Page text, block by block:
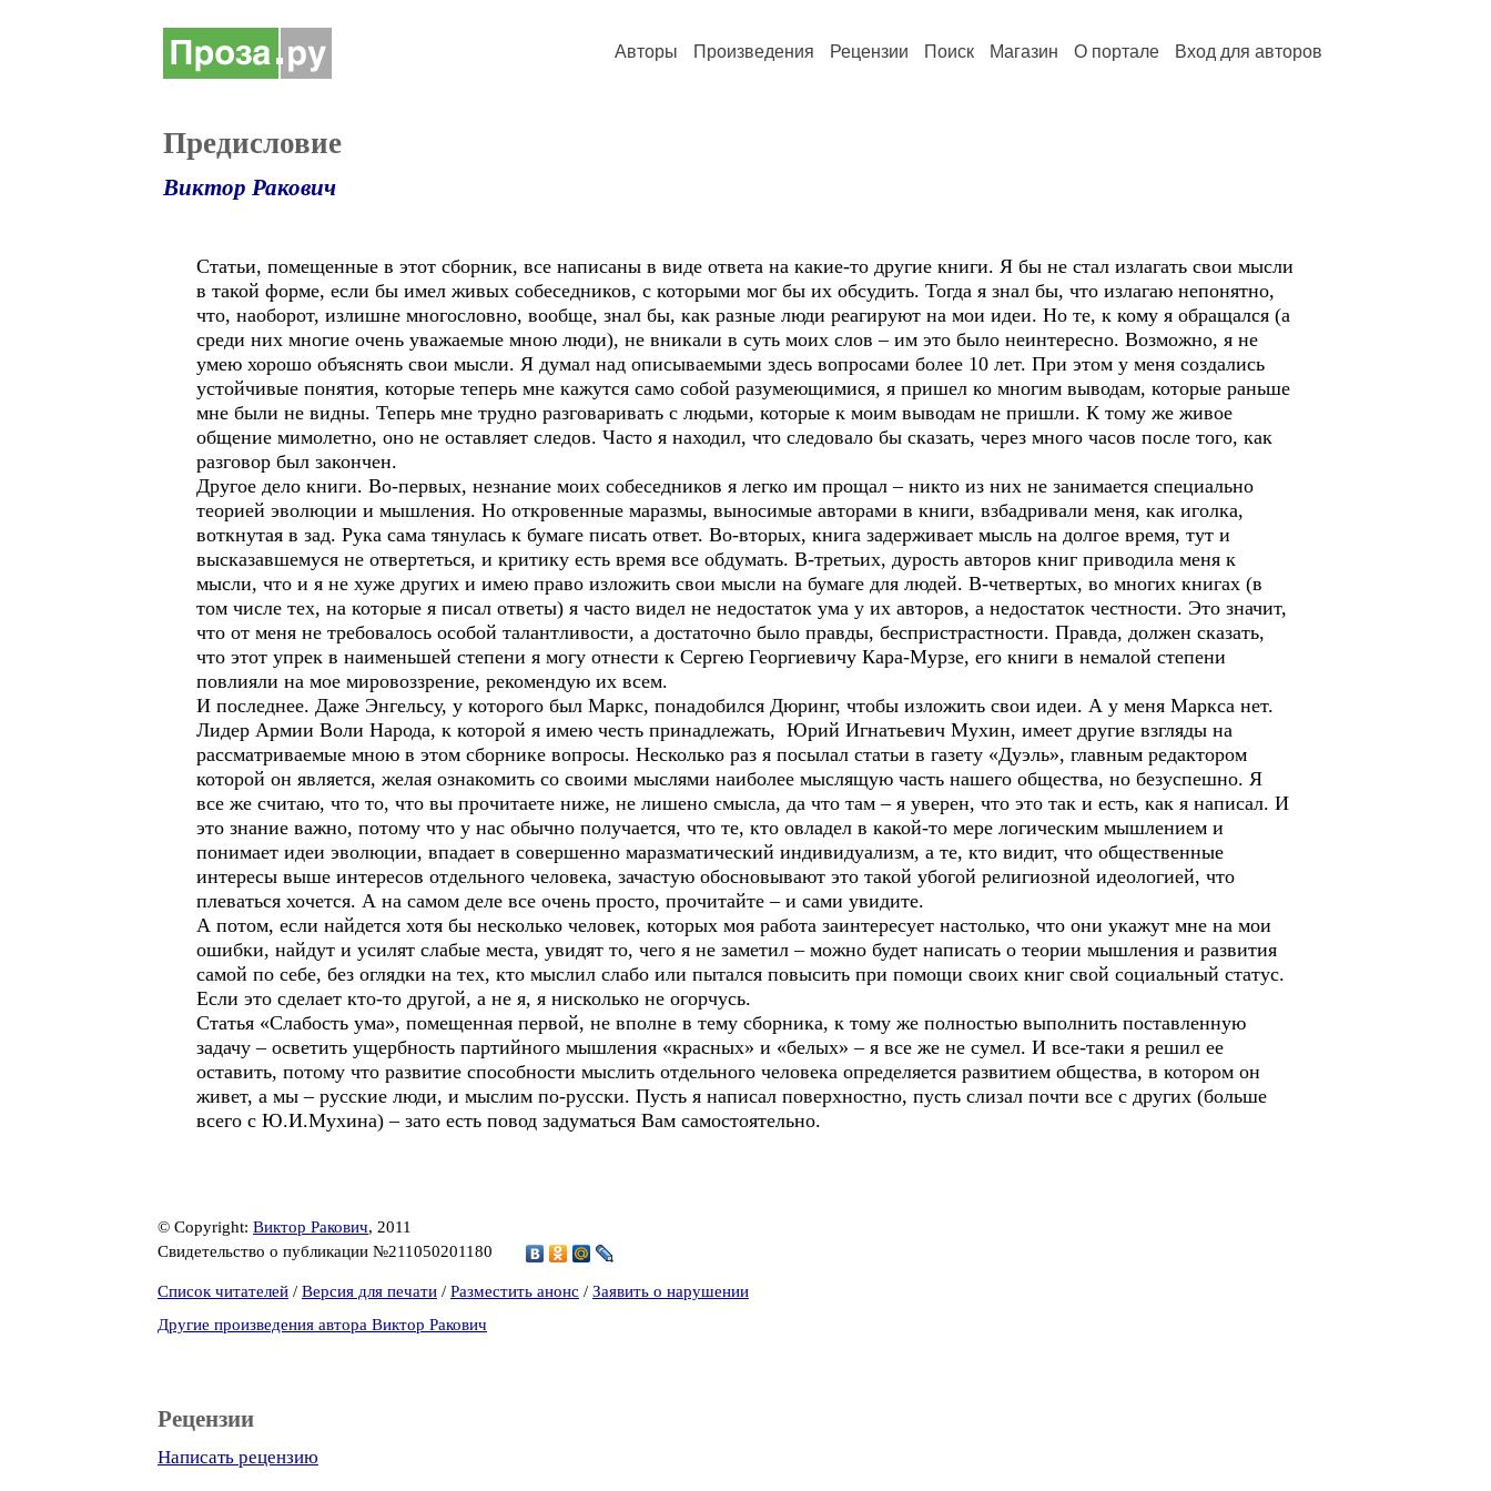
Авторы Произведения Рецензии Поиск Магазин О портале Вход для авторов
Предисловие
Виктор Ракович
Статьи, помещенные в этот сборник, все написаны в виде ответа на какие-то другие книги. Я бы не стал излагать свои мысли
в такой форме, если бы имел живых собеседников, с которыми мог бы их обсудить. Тогда я знал бы, что излагаю непонятно,
что, наоборот, излишне многословно, вообще, знал бы, как разные люди реагируют на мои идеи. Но те, к кому я обращался (а
среди них многие очень уважаемые мною люди), не вникали в суть моих слов – им это было неинтересно. Возможно, я не
умею хорошо объяснять свои мысли. Я думал над описываемыми здесь вопросами более 10 лет. При этом у меня создались
устойчивые понятия, которые теперь мне кажутся само собой разумеющимися, я пришел ко многим выводам, которые раньше
мне были не видны. Теперь мне трудно разговаривать с людьми, которые к моим выводам не пришли. К тому же живое
общение мимолетно, оно не оставляет следов. Часто я находил, что следовало бы сказать, через много часов после того, как
разговор был закончен.
Другое дело книги. Во-первых, незнание моих собеседников я легко им прощал – никто из них не занимается специально
теорией эволюции и мышления. Но откровенные маразмы, выносимые авторами в книги, взбадривали меня, как иголка,
воткнутая в зад. Рука сама тянулась к бумаге писать ответ. Во-вторых, книга задерживает мысль на долгое время, тут и
высказавшемуся не отвертеться, и критику есть время все обдумать. В-третьих, дурость авторов книг приводила меня к
мысли, что и я не хуже других и имею право изложить свои мысли на бумаге для людей. В-четвертых, во многих книгах (в
том числе тех, на которые я писал ответы) я часто видел не недостаток ума у их авторов, а недостаток честности. Это значит,
что от меня не требовалось особой талантливости, а достаточно было правды, беспристрастности. Правда, должен сказать,
что этот упрек в наименьшей степени я могу отнести к Сергею Георгиевичу Кара-Мурзе, его книги в немалой степени
повлияли на мое мировоззрение, рекомендую их всем.
И последнее. Даже Энгельсу, у которого был Маркс, понадобился Дюринг, чтобы изложить свои идеи. А у меня Маркса нет.
Лидер Армии Воли Народа, к которой я имею честь принадлежать, Юрий Игнатьевич Мухин, имеет другие взгляды на
рассматриваемые мною в этом сборнике вопросы. Несколько раз я посылал статьи в газету «Дуэль», главным редактором
которой он является, желая ознакомить со своими мыслями наиболее мыслящую часть нашего общества, но безуспешно. Я
все же считаю, что то, что вы прочитаете ниже, не лишено смысла, да что там – я уверен, что это так и есть, как я написал. И
это знание важно, потому что у нас обычно получается, что те, кто овладел в какой-то мере логическим мышлением и
понимает идеи эволюции, впадает в совершенно маразматический индивидуализм, а те, кто видит, что общественные
интересы выше интересов отдельного человека, зачастую обосновывают это такой убогой религиозной идеологией, что
плеваться хочется. А на самом деле все очень просто, прочитайте – и сами увидите.
А потом, если найдется хотя бы несколько человек, которых моя работа заинтересует настолько, что они укажут мне на мои
ошибки, найдут и усилят слабые места, увидят то, чего я не заметил – можно будет написать о теории мышления и развития
самой по себе, без оглядки на тех, кто мыслил слабо или пытался повысить при помощи своих книг свой социальный статус.
Если это сделает кто-то другой, а не я, я нисколько не огорчусь.
Статья «Слабость ума», помещенная первой, не вполне в тему сборника, к тому же полностью выполнить поставленную
задачу – осветить ущербность партийного мышления «красных» и «белых» – я все же не сумел. И все-таки я решил ее
оставить, потому что развитие способности мыслить отдельного человека определяется развитием общества, в котором он
живет, а мы – русские люди, и мыслим по-русски. Пусть я написал поверхностно, пусть слизал почти все с других (больше
всего с Ю.И.Мухина) – зато есть повод задуматься Вам самостоятельно.
© Copyright: Виктор Ракович, 2011
Свидетельство о публикации №211050201180
Список читателей / Версия для печати / Разместить анонс / Заявить о нарушении
Другие произведения автора Виктор Ракович
Рецензии
Написать рецензию